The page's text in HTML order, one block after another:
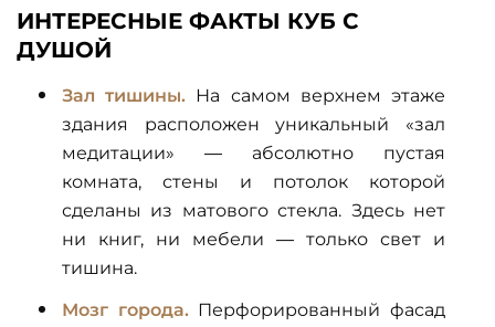
ИНТЕРЕСНЫЕ ФАКТЫ КУБ С
ДУШОЙ
Зал тишины. На самом верхнем этаже
здания расположен уникальный «зал
медитации» — абсолютно пустая
комната, стены и потолок которой
сделаны из матового стекла. Здесь нет
ни книг, ни мебели — только свет и
тишина.
Мозг города.Перфорированный фасад